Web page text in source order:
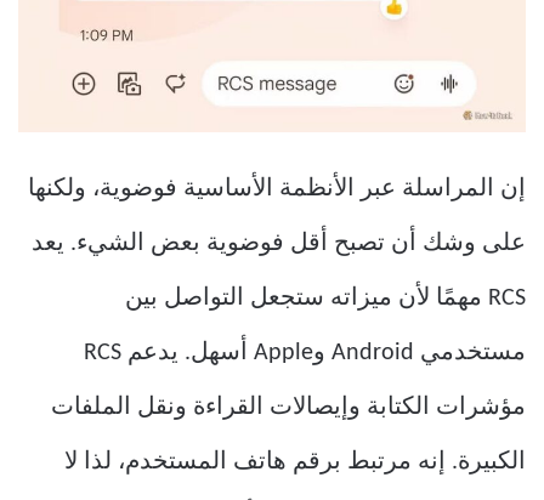
إن المراسلة عبر الأنظمة الأساسية فوضوية، ولكنها
على وشك أن تصبح أقل فوضوية بعض الشيء. يعد
RCS مهمًا لأن ميزاته ستجعل التواصل بين
مستخدمي Android وApple أسهل. يدعم RCS
مؤشرات الكتابة وإيصالات القراءة ونقل الملفات
الكبيرة. إنه مرتبط برقم هاتف المستخدم، لذا لا